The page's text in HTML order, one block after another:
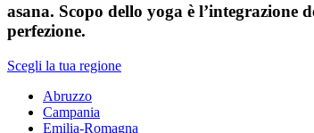
asana. Scopo dello yoga è l’integrazione
perfezione.
Scegli la tua regione
Abruzzo
Campania
Emilia-Romagna